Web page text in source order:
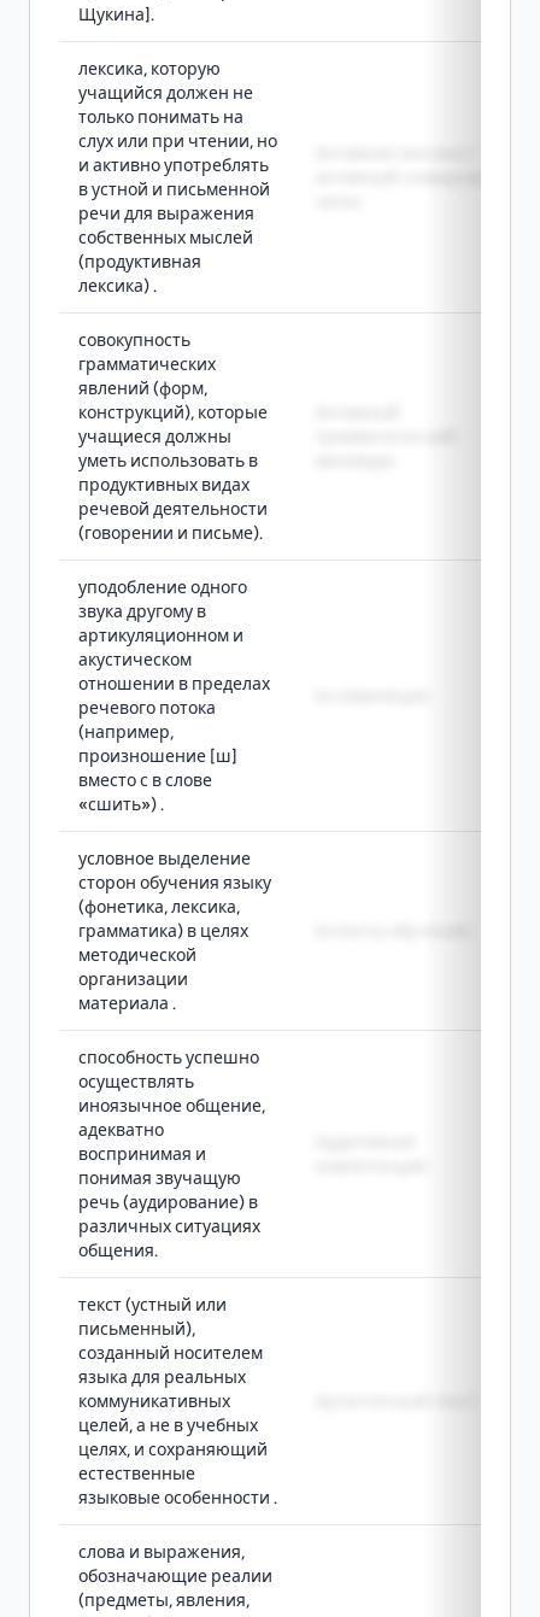
Щукина].
лексика, которую
учащийся должен не
только понимать на
слух или при чтении, но
и активно употреблять
в устной и письменной
речи для выражения
собственных мыслей
(продуктивная
лексика) .
совокупность
грамматических
явлений (форм,
конструкций), которые
учащиеся должны
уметь использовать в
продуктивных видах
речевой деятельности
(говорении и письме).
уподобление одного
звука другому в
артикуляционном и
акустическом
отношении в пределах
речевого потока
(например,
произношение [ш]
вместо с в слове
«сшить») .
условное выделение
сторон обучения языку
(фонетика, лексика,
грамматика) в целях
методической
организации
материала .
способность успешно
осуществлять
иноязычное общение,
адекватно
воспринимая и
понимая звучащую
речь (аудирование) в
различных ситуациях
общения.
текст (устный или
письменный),
созданный носителем
языка для реальных
коммуникативных
целей, а не в учебных
целях, и сохраняющий
естественные
языковые особенности .
слова и выражения,
обозначающие реалии
(предметы, явления,